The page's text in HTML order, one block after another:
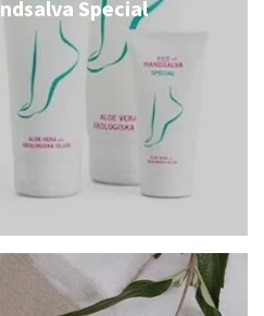
Special